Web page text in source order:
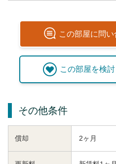
この部屋に問い
この部屋を検
その他条件
償却 2ヶ月